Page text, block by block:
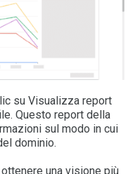
su Visualizza report
Questo report della
sul modo in cui
dominio.
una visione più